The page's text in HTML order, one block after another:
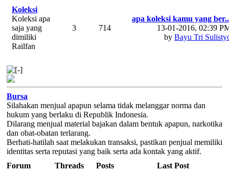
Koleksi
Koleksi apa
saja yang
dimiliki
Railfan
3 714
apa koleksi kamu yang
13-01-2016, 02:39
by Bayu Tri
Bursa
Silahakan menjual apapun selama tidak melanggar norma dan
hukum yang berlaku di Republik Indonesia.
Dilarang menjual material bajakan dalam bentuk apapun, narkotika
dan obat-obatan terlarang.
Berhati-hatilah saat melakukan transaksi, pastikan penjual memiliki
identitas serta reputasi yang baik serta ada kontak yang aktif.
Forum
Threads Posts
Last Post